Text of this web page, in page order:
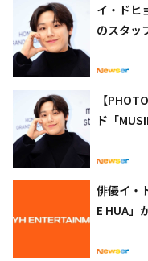
イ・ドヒ
のスタッ
【
ド「
俳優イ・
E HUA」